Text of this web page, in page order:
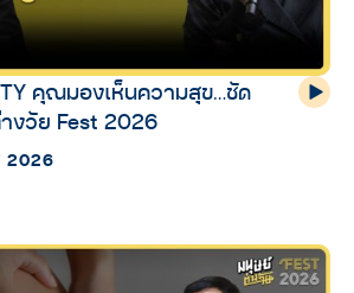
คุณมองเห็นความสุข…ชัด
งวัย Fest 2026
2026